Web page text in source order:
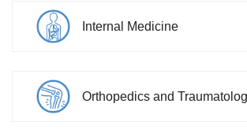
Internal Medicine
Orthopedics and